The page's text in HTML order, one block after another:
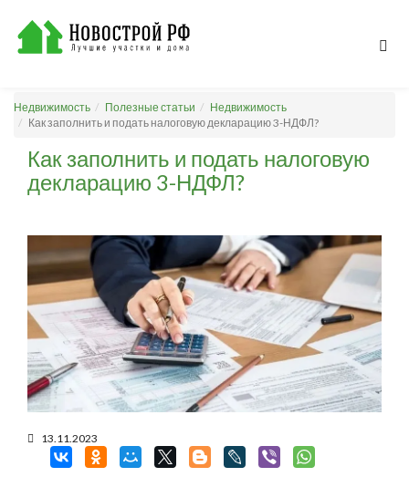
Недвижимость Полезные статьи
Недвижимость
Как заполнить и подать налоговую декларацию 3-НДФЛ?
Как заполнить и подать налоговую
декларацию 3-НДФЛ?
13.11.2023